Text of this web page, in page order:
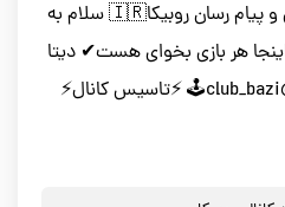
تابع قوانین جمهوری اسلامی و پیام رسان روبیکا🇮🇷 سلام به
هر بازی بخوای هست✔ دیتا
دار🌀 خارجی و ایرانی🎮 🕹@club_bazi🕹 ⚡تاسیس کانال⚡